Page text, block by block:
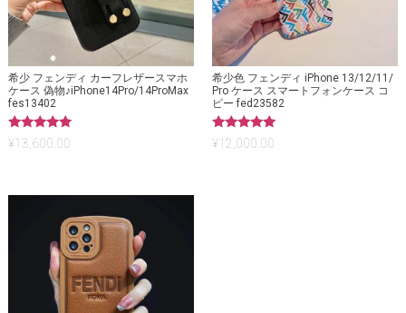
希少 フェンディ カーフレザースマホ
ケース 偽物♪iPhone14Pro/14ProMax
fes13402
5段階中
5.00
¥13,600.00
希少色 フェンディ iPhone 13/12/11/
Pro ケース スマートフォンケース コ
ピー fed23582
5段階中
5.00
¥12,000.00